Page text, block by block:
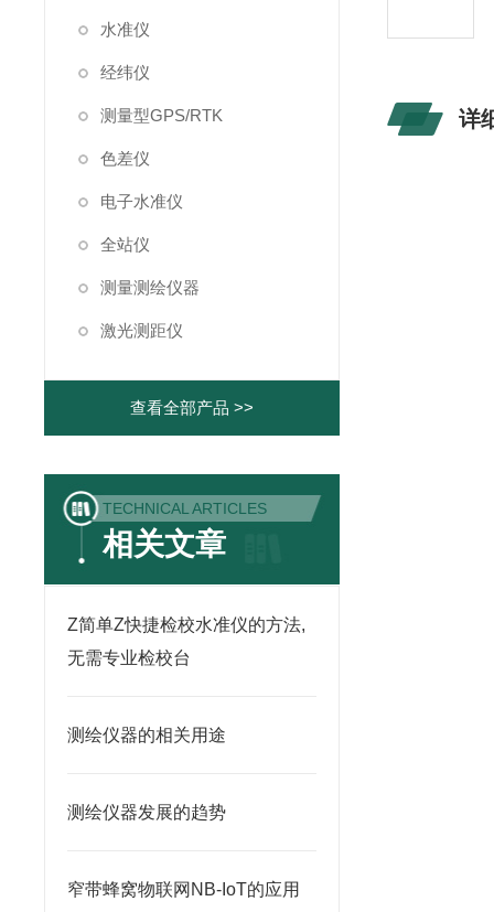
水准仪
经纬仪
测量型GPS/RTK
色差仪
电子水准仪
全站仪
测量测绘仪器
激光测距仪
查看全部产品 >>
TECHNICAL ARTICLES
相关文章
Z简单Z快捷检校水准仪的方法,
无需专业检校台
测绘仪器的相关用途
测绘仪器发展的​趋势
窄带蜂窝物联网NB-IoT的应用
详